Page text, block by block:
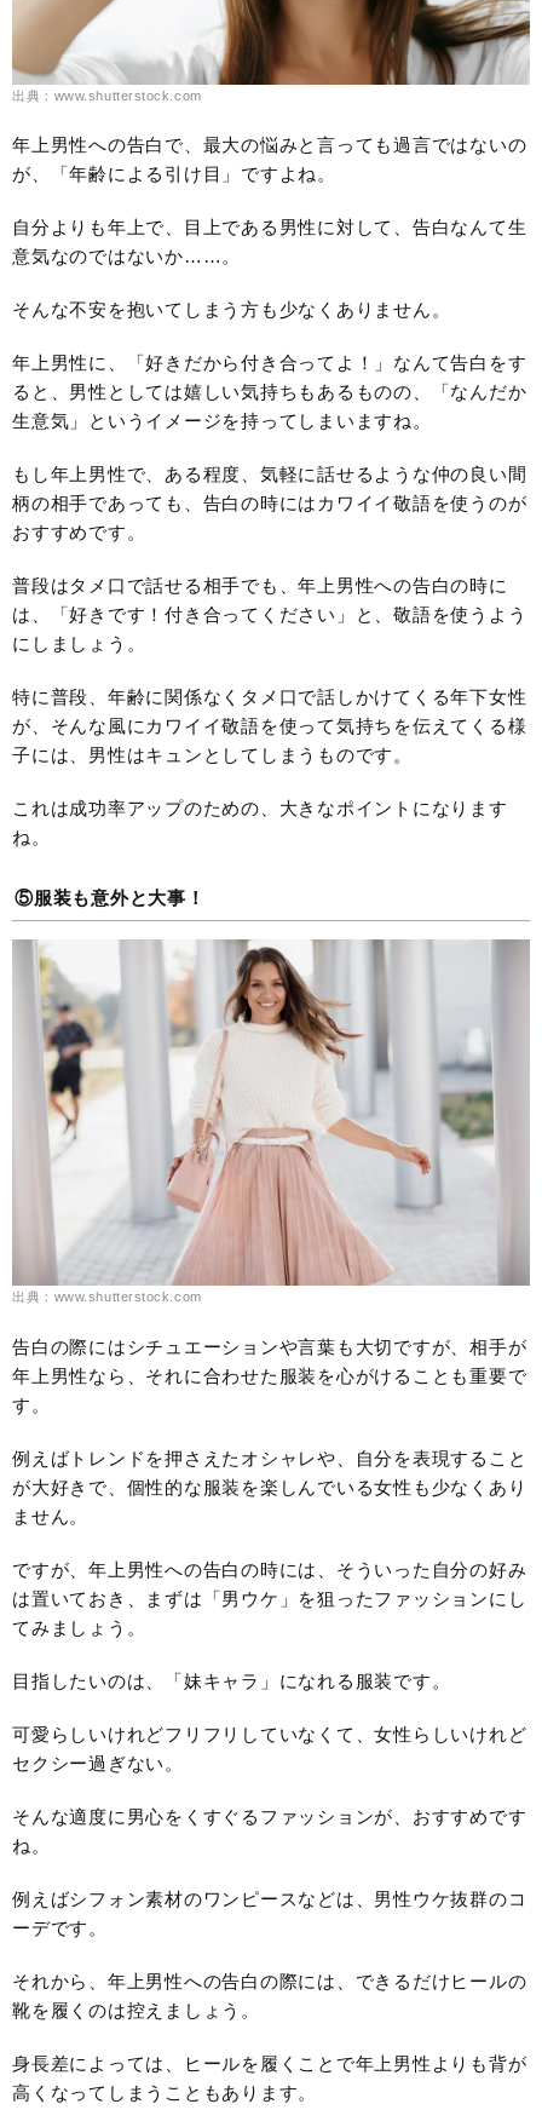
出典：www.shutterstock.com
年上男性への告白で、最大の悩みと言っても過言ではないの
が、「年齢による引け目」ですよね。
自分よりも年上で、目上である男性に対して、告白なんて生
意気なのではないか……。
そんな不安を抱いてしまう方も少なくありません。
年上男性に、「好きだから付き合ってよ！」なんて告白をす
ると、男性としては嬉しい気持ちもあるものの、「なんだか
生意気」というイメージを持ってしまいますね。
もし年上男性で、ある程度、気軽に話せるような仲の良い間
柄の相手であっても、告白の時にはカワイイ敬語を使うのが
おすすめです。
普段はタメ口で話せる相手でも、年上男性への告白の時に
は、「好きです！付き合ってください」と、敬語を使うよう
にしましょう。
特に普段、年齢に関係なくタメ口で話しかけてくる年下女性
が、そんな風にカワイイ敬語を使って気持ちを伝えてくる様
子には、男性はキュンとしてしまうものです。
これは成功率アップのための、大きなポイントになります
ね。
⑤服装も意外と大事！
出典：www.shutterstock.com
告白の際にはシチュエーションや言葉も大切ですが、相手が
年上男性なら、それに合わせた服装を心がけることも重要で
す。
例えばトレンドを押さえたオシャレや、自分を表現すること
が大好きで、個性的な服装を楽しんでいる女性も少なくあり
ません。
ですが、年上男性への告白の時には、そういった自分の好み
は置いておき、まずは「男ウケ」を狙ったファッションにし
てみましょう。
目指したいのは、「妹キャラ」になれる服装です。
可愛らしいけれどフリフリしていなくて、女性らしいけれど
セクシー過ぎない。
そんな適度に男心をくすぐるファッションが、おすすめです
ね。
例えばシフォン素材のワンピースなどは、男性ウケ抜群のコ
ーデです。
それから、年上男性への告白の際には、できるだけヒールの
靴を履くのは控えましょう。
身長差によっては、ヒールを履くことで年上男性よりも背が
高くなってしまうこともあります。